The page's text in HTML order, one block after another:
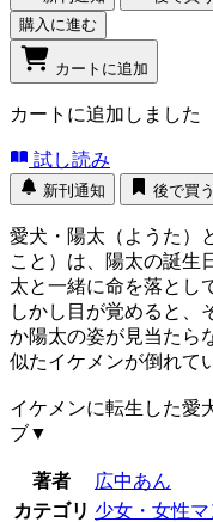
購入に進む
カートに追加
カートに追加しました
試し読み
新刊通知 後で買う
愛犬・陽太（ようた）
こと）は、陽太の誕生
太と一緒に命を落とし
しかし目が覚めると、
か陽太の姿が見当たら
似たイケメンが倒れて
イケメンに転生した愛
ブ▼
著者
広中あん
カテゴリ 少女・女性